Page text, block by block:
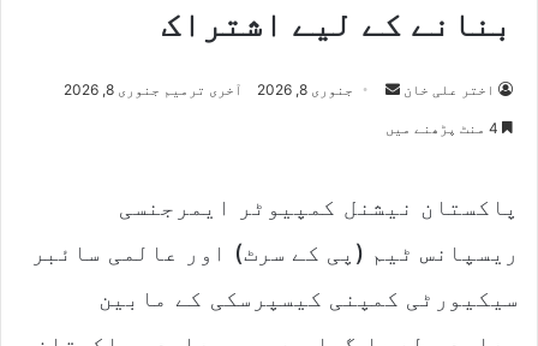
بنانے کے لیے اشتراک
اختر علی خان
a
e
جنوری 8, 2026 آخری ترمیم جنوری 8, 2026
پاکستان نیشنل کمپیوٹر ایمرجنسی
ریسپانس ٹیم (پی کے سرٹ) اور عالمی سائبر
سیکیورٹی کمپنی کیسپرسکی کے مابین